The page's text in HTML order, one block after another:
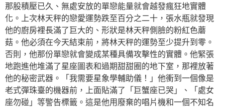
那股積壓已久、無處安放的單戀能量就會越發瘋狂地實體
化。上次林天秤的戀愛運勢跌至百分之二十，張水瓶就發現
他的廚房裡長滿了巨大的、形狀是林天秤側臉的粉紅色蘑
菇。他必須在今天結束前，將林天秤的運勢至少提升到零。
否則，他那份單戀就會變成某種具備攻擊性的實體。他緊張
地跑進他堆滿了星座圖表和過期甜甜圈的地下室，那裡放著
他的秘密武器。「我需要星象學輔助儀！」他衝到一個像是
老式彈珠臺的機器前，上面貼滿了「巨蟹座已哭」、「處女
座勿碰」等警告標籤。這是他用廢棄的唱片機和一個不知名